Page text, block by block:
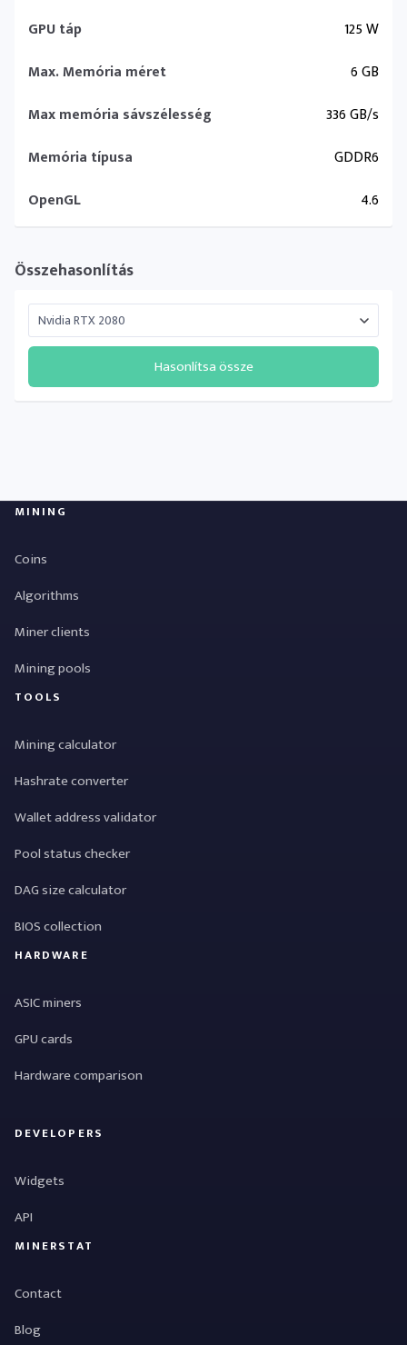
GPU táp
125 W
Max. Memória méret
6 GB
Max memória sávszélesség
336 GB/s
Memória típusa
GDDR6
OpenGL
4.6
Összehasonlítás
Hasonlítsa össze
MINING
Coins
Algorithms
Miner clients
Mining pools
TOOLS
Mining calculator
Hashrate converter
Wallet address validator
Pool status checker
DAG size calculator
BIOS collection
HARDWARE
ASIC miners
GPU cards
Hardware comparison
DEVELOPERS
Widgets
API
MINERSTAT
Contact
Blog